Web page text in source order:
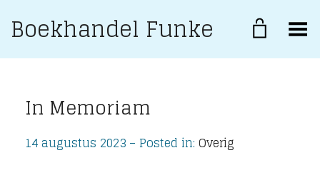
Boekhandel Funke Toggle Menu
In Memoriam
14 augustus 2023 – Posted in: Overig